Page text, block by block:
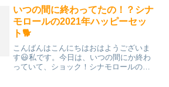
は、おそらく、横浜店の限定グッズの在
庫かと思われます。横浜と言...
いつの間に終わってたの！？シナ
モロールの2021年ハッピーセッ
ト🐕
こんばんはこんにちはおはようございま
す😃私です。今日は、いつの間にか終わ
っていて、ショック！シナモロールのハ